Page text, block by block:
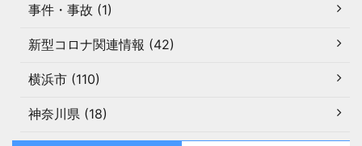
事件・事故 (1)
新型コロナ関連情報 (42)
横浜市 (110)
神奈川県 (18)